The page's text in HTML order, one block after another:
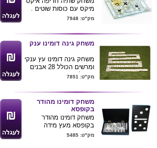
ניתן למתג לוגו מוצר
מיקס עם כוסות שוטים .
מידות :25*25*25 ס"מ
המוצר
מק"ט: 7948
משחק גינה דומינו ענק
משחק גינה דומינו עץ ענקי
ומרשים הכולל 28 אבנים
ניתן להדפיס לוגו החברה
ע"ג הלבנים .
מק"ט: 7851
משחק דומינו מהודר
בקופסא
משחק דומינו מהודר
בקופסא מעץ מידה
22X12.5X5 ס"מ
מק"ט: 5485